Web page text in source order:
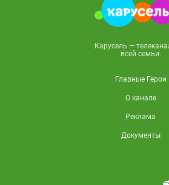
Карусель —
всей семьи.
Главные Герои
О канале
Реклама
Документы